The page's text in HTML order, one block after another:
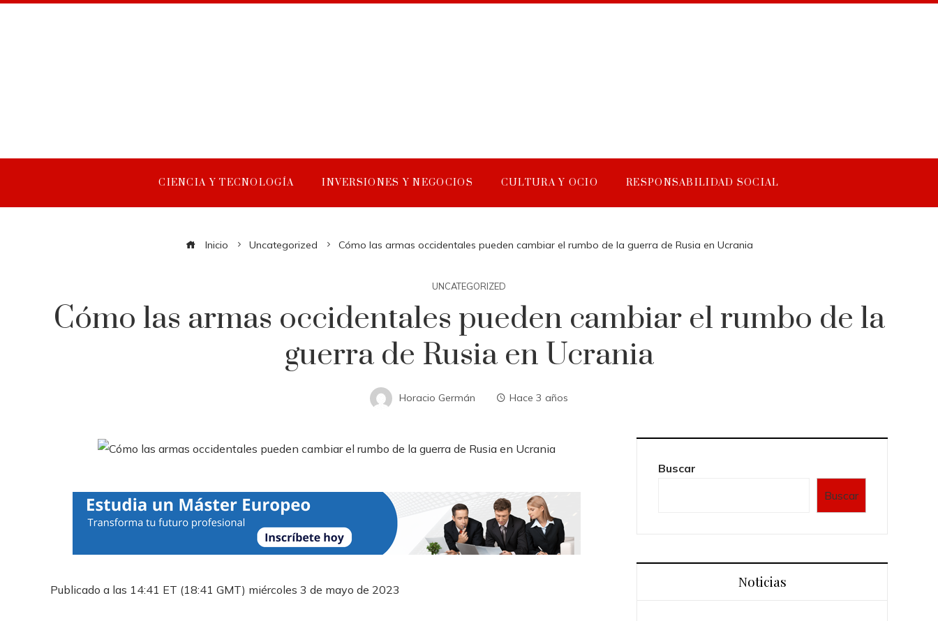
CIENCIA Y TECNOLOGÍA INVERSIONES Y NEGOCIOS CULTURA Y OCIO RESPONSABILIDAD SOCIAL
Inicio Uncategorized Cómo las armas occidentales pueden cambiar el rumbo de la guerra de Rusia en Ucrania
UNCATEGORIZED
Cómo las armas occidentales pueden cambiar el rumbo de la
guerra de Rusia en Ucrania
Horacio Germán Hace 3 años
Publicado a las 14:41 ET (18:41 GMT) miércoles 3 de mayo de 2023
Buscar
Buscar
Noticias